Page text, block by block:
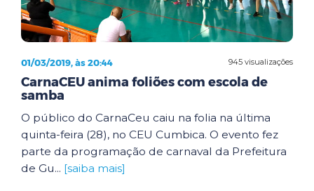
945 visualizações
01/03/2019, às 20:44
CarnaCEU anima foliões com escola de
samba
O público do CarnaCeu caiu na folia na última
quinta-feira (28), no CEU Cumbica. O evento fez
parte da programação de carnaval da Prefeitura
de Gu... [saiba mais]